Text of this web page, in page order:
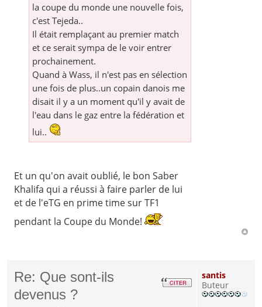
la coupe du monde une nouvelle fois,
c'est Tejeda..
Il était remplaçant au premier match
et ce serait sympa de le voir entrer
prochainement.
Quand à Wass, il n'est pas en sélection
une fois de plus..un copain danois me
disait il y a un moment qu'il y avait de
l'eau dans le gaz entre la fédération et
lui..
Et un qu'on avait oublié, le bon Saber
Khalifa qui a réussi à faire parler de lui
et de l'eTG en prime time sur TF1
pendant la Coupe du Monde!
Re: Que sont-ils
devenus ?
santis
Buteur